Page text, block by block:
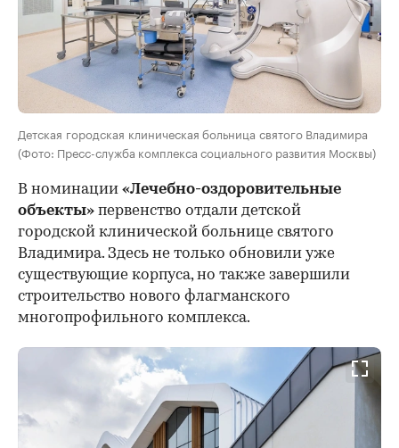
Детская городская клиническая больница святого Владимира
(Фото: Пресс-служба комплекса социального развития Москвы)
В номинации «Лечебно-оздоровительные
объекты» первенство отдали детской
городской клинической больнице святого
Владимира. Здесь не только обновили уже
существующие корпуса, но также завершили
строительство нового флагманского
многопрофильного комплекса.